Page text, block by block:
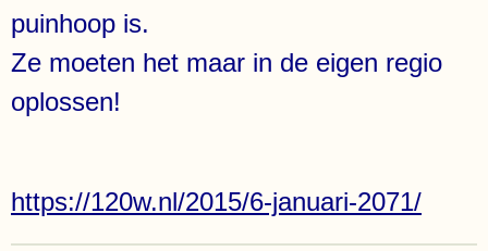
puinhoop is.
Ze moeten het maar in de eigen regio
oplossen!
https://120w.nl/2015/6-januari-2071/